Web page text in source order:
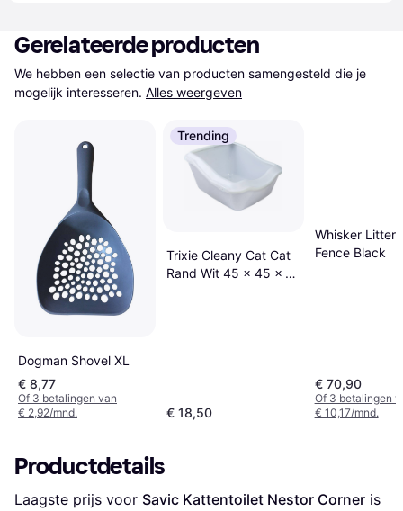
Gerelateerde producten
We hebben een selectie van producten samengesteld die je
mogelijk interesseren. Alles weergeven
Dogman Shovel XL
€ 8,77
Of 3 betalingen van
€ 2,92/mnd.
Trending
Trixie Cleany Cat Cat
Rand Wit 45 x 45 x 29
€ 18,50
Whisker Litter
Fence Black
€ 70,90
Of 3 betalingen
€ 10,17/mnd.
Productdetails
Laagste prijs voor Savic Kattentoilet Nestor Corner